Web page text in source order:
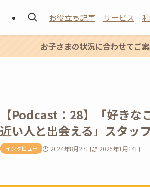
お役立ち記事 サービス
お子さまの状況に合わせてご
【Podcast：28】「好きな
近い人と出会える」スタッ
インタビュー 2024年8月27日 2025年1月14日